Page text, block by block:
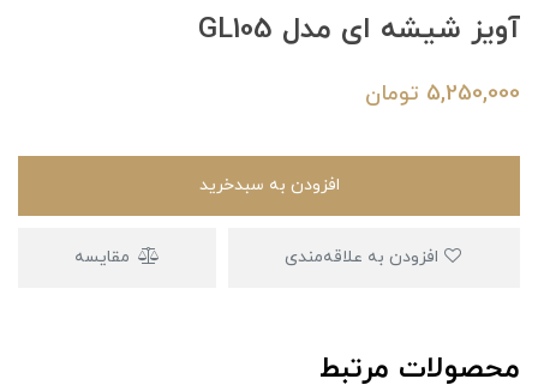
آویز شیشه ای مدل GL105
5,250,000 تومان
افزودن به سبدخرید
مقایسه
محصولات مرتبط